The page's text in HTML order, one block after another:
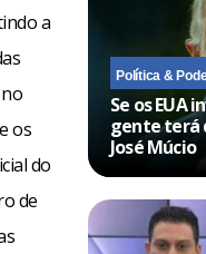
a
os
do
de
Política &
Se os EUA
gente terá
José Múcio